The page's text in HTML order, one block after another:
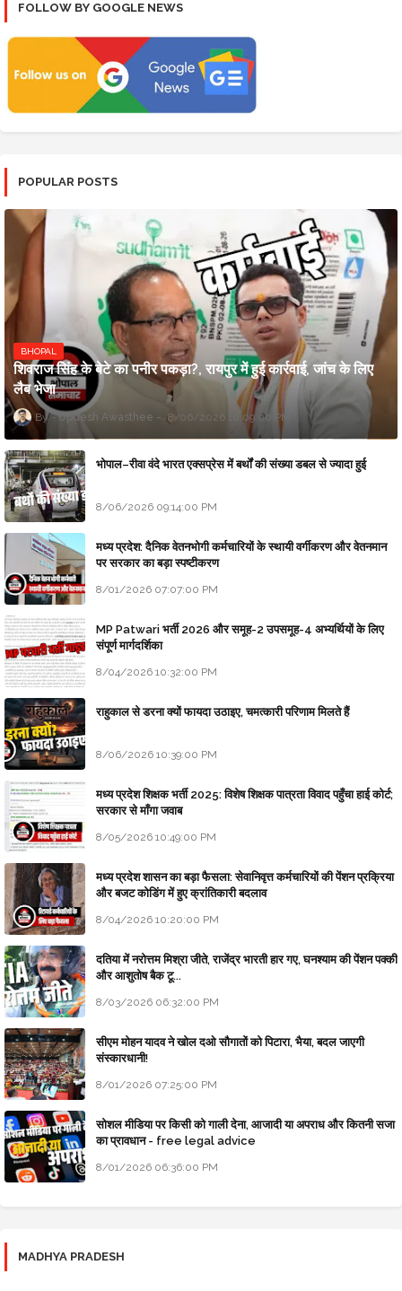
FOLLOW BY GOOGLE NEWS
POPULAR POSTS
BHOPAL
शिवराज सिंह के बेटे का पनीर पकड़ा?, रायपुर में हुई कार्रवाई, जांच के लिए
लैब भेजा
Updesh Awasthee 8/06/2026 10:09:00 PM
भोपाल–रीवा वंदे भारत एक्सप्रेस में बर्थों की संख्या डबल से ज्यादा हुई
8/06/2026 09:14:00 PM
मध्य प्रदेश: दैनिक वेतनभोगी कर्मचारियों के स्थायी वर्गीकरण और वेतनमान
पर सरकार का बड़ा स्पष्टीकरण
8/01/2026 07:07:00 PM
MP Patwari भर्ती 2026 और समूह-2 उपसमूह-4 अभ्यर्थियों के लिए
संपूर्ण मार्गदर्शिका
8/04/2026 10:32:00 PM
राहुकाल से डरना क्यों फायदा उठाइए, चमत्कारी परिणाम मिलते हैं
8/06/2026 10:39:00 PM
मध्य प्रदेश शिक्षक भर्ती 2025: विशेष शिक्षक पात्रता विवाद पहुँचा हाई कोर्ट;
सरकार से माँगा जवाब
8/05/2026 10:49:00 PM
मध्य प्रदेश शासन का बड़ा फैसला: सेवानिवृत्त कर्मचारियों की पेंशन प्रक्रिया
और बजट कोडिंग में हुए क्रांतिकारी बदलाव
8/04/2026 10:20:00 PM
दतिया में नरोत्तम मिश्रा जीते, राजेंद्र भारती हार गए, घनश्याम की पेंशन पक्की
और आशुतोष बैक टू...
8/03/2026 06:32:00 PM
सीएम मोहन यादव ने खोल दओ सौगातों को पिटारा, भैया, बदल जाएगी
संस्कारधानी!
8/01/2026 07:25:00 PM
सोशल मीडिया पर किसी को गाली देना, आजादी या अपराध और कितनी सजा
का प्रावधान - free legal advice
8/01/2026 06:36:00 PM
MADHYA PRADESH